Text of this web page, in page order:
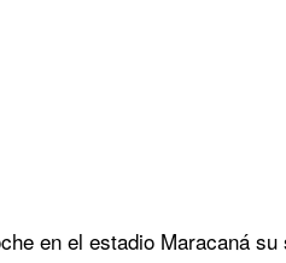
en el estadio Maracaná